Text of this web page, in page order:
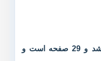
پروژه دارای توضیحات می باشد و 29 صفحه است و